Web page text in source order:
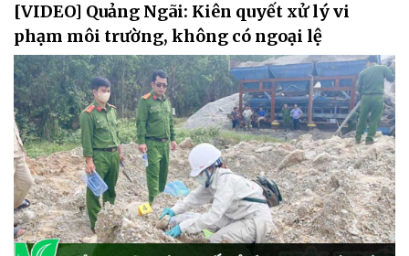
[VIDEO] Quảng Ngãi: Kiên quyết xử lý vi
phạm môi trường, không có ngoại lệ